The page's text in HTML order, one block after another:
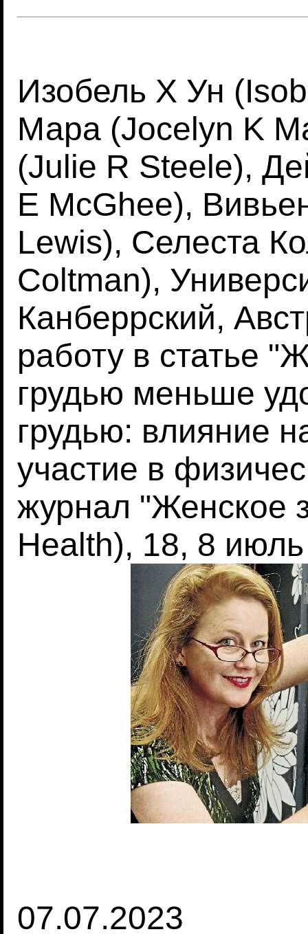
Изобель Х Ун
Мара (Jocelyn K
(Julie R Steele),
E McGhee),
Lewis), Селеста
Coltman),
Канберрский,
работу в статье
грудью меньше
грудью: влияние
участие в
журнал "Женское
Health), 18, 8
07.07.2023